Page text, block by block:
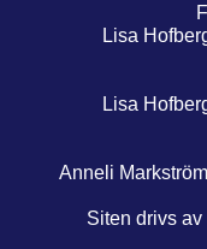
Lisa
Lisa
Anneli
Siten drivs